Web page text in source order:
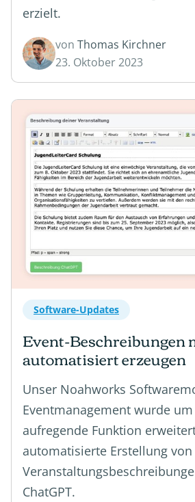
erzielt.
von Thomas Kirchner
23. Oktober 2023
Software-Updates
Event-Beschreibungen
automatisiert erzeugen
Unser Noahworks
Eventmanagement wurde
aufregende Funktion
automatisierte Erstellung von
ChatGPT.